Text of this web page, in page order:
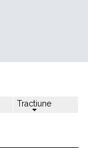
Tractiune